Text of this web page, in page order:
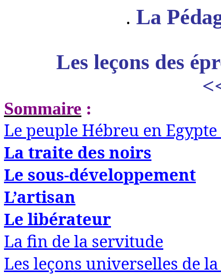
. La
Les leçons des
Sommaire :
Le peuple Hébreu en
La traite des noirs
Le sous-développement
L’artisan
Le libérateur
La fin de la servitude
Les leçons universelles de